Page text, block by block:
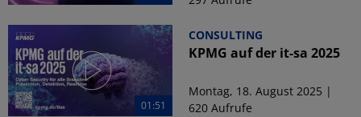
01:51
CONSULTING
KPMG auf der it-sa 2025
Montag, 18. August 2025 |
620 Aufrufe